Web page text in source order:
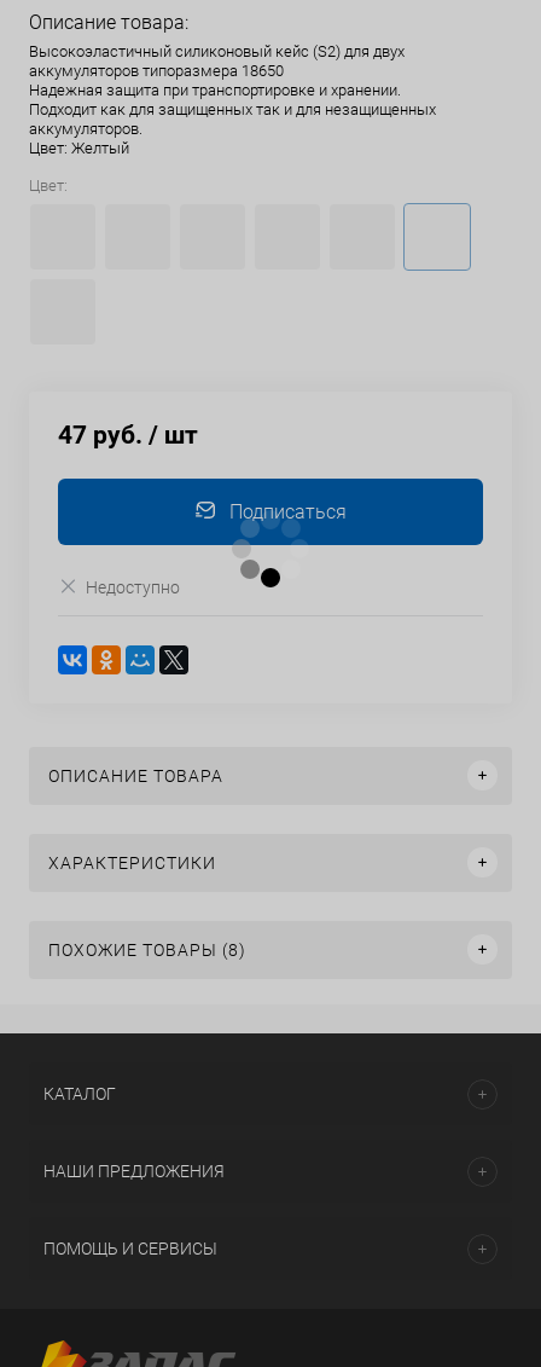
Описание товара:
Высокоэластичный силиконовый кейс (S2) для двух
аккумуляторов типоразмера 18650
Надежная защита при транспортировке и хранении.
Подходит как для защищенных так и для незащищенных
аккумуляторов.
Цвет: Желтый
Цвет:
47 руб. / шт
Подписаться
Недоступно
ОПИСАНИЕ ТОВАРА
ХАРАКТЕРИСТИКИ
ПОХОЖИЕ ТОВАРЫ (8)
КАТАЛОГ
НАШИ ПРЕДЛОЖЕНИЯ
ПОМОЩЬ И СЕРВИСЫ